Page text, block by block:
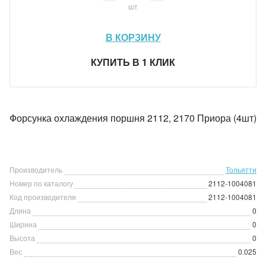
шт
В КОРЗИНУ
КУПИТЬ В 1 КЛИК
Форсунка охлаждения поршня 2112, 2170 Приора (4шт)
Производитель
Тольятти
Номер по каталогу
2112-1004081
Код производителя
2112-1004081
Длина
0
Ширина
0
Высота
0
Вес
0.025